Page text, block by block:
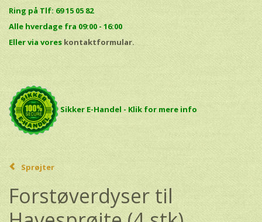
Ring på Tlf: 69 15 05 82
Alle hverdage fra 09:00 - 16:00
Eller via vores kontaktformular.
Sikker E-Handel - Klik for mere info
Sprøjter
Forstøverdyser til